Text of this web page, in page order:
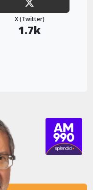
X (Twitter)
1.7k